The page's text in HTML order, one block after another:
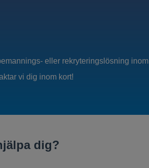
eller rekryteringslösning inom
vi dig inom kort!